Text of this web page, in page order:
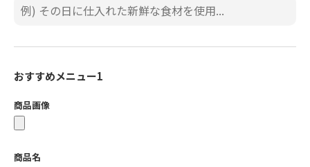
おすすめメニュー1
商品画像
商品名